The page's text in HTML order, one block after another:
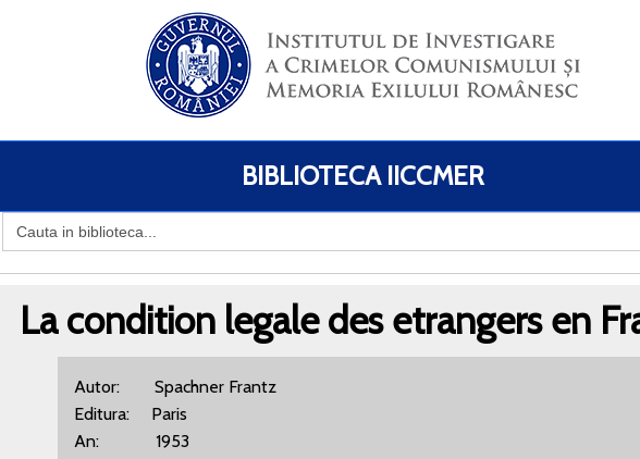
BIBLIOTECA IICCMER
Search
for:
La condition legale des etrangers en
Autor: Spachner Frantz
Editura: Paris
An: 1953